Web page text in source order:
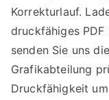
Korrekturlauf.
druckfähiges
senden Sie uns
Grafikabteilung
Druckfähigkeit